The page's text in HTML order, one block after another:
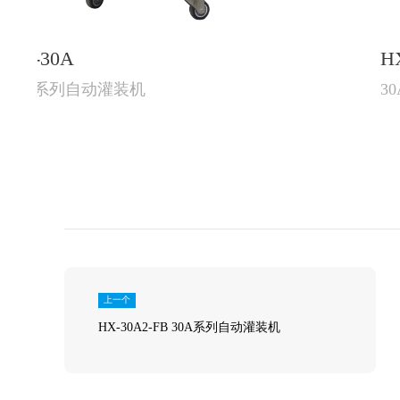
HX-30A-FB
30A系列自动灌装机
上一个
HX-30A2-FB 30A系列自动灌装机